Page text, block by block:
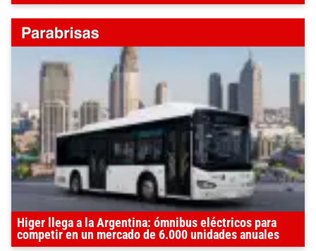
Higer llega a la Argentina: ómnibus eléctricos para
competir en un mercado de 6.000 unidades anuales